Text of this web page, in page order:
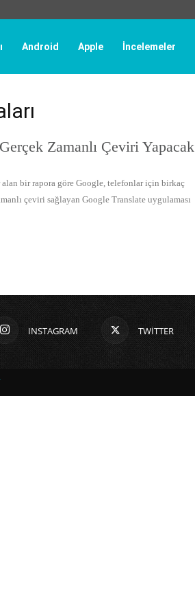
Android Apple İncelemeler
Zamanlı Çeviri Yapacak
bir rapora göre Google, telefonlar için birkaç
çeviri sağlayan Google Translate uygulaması
INSTAGRAM TWITTER